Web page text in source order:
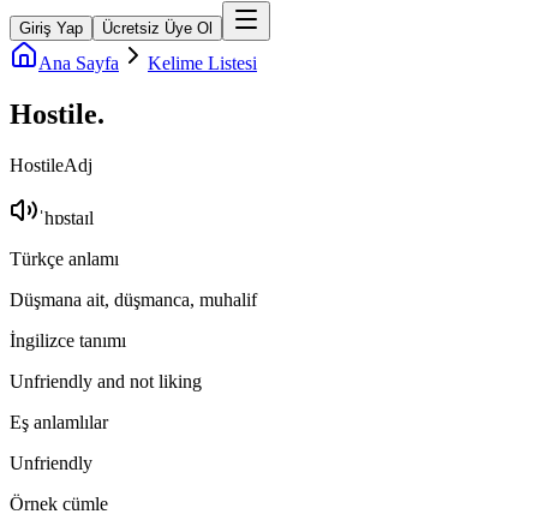
Giriş Yap Ücretsiz Üye Ol
Ana Sayfa Kelime Listesi
Hostile.
HostileAdj
ˈhɒstaɪl
Türkçe anlamı
Düşmana ait, düşmanca, muhalif
İngilizce tanımı
Unfriendly and not liking
Eş anlamlılar
Unfriendly
Örnek cümle